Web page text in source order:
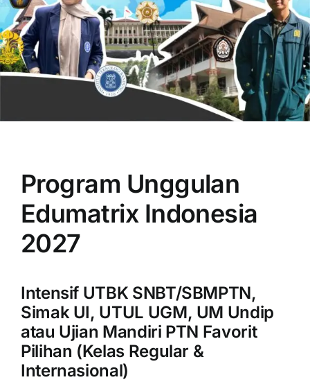
OUR PROGRAM
CONTACT US
Program Unggulan
Edumatrix Indonesia
2027
Intensif UTBK SNBT/SBMPTN,
Simak UI, UTUL UGM, UM Undip
atau Ujian Mandiri PTN Favorit
Pilihan (Kelas Regular &
Internasional)